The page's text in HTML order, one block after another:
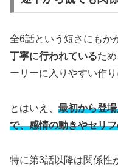
全6話という短さにもか
丁寧に行われているた
ーリーに入りやすい作り
とはいえ、 最初から登
で、感情の動きやセリ
特に第3話以降は関係性